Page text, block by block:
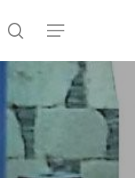
search
Menu